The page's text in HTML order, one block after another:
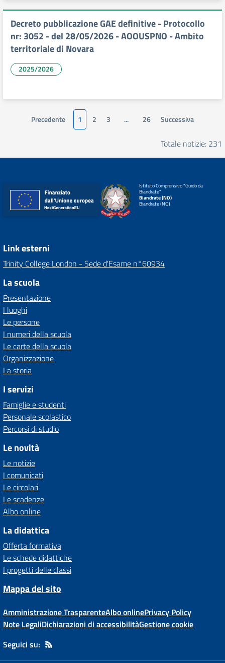
Decreto pubblicazione GAE definitive - Protocollo
nr: 3052 - del 28/05/2026 - AOOUSPNO - Ambito
territoriale di Novara
2025/2026
Precedente 1 2 3 ... 26 Successiva
Totale notizie: 231
Istituto Comprensivo "Guido da
Biandrate"
Biandrate (NO)
Biandrate (NO)
Link esterni
Trinity College London - Sede d'Esame n°60934
La scuola
Presentazione
I luoghi
Le persone
I numeri della scuola
Le carte della scuola
Organizzazione
La storia
I servizi
Famiglie e studenti
Personale scolastico
Percorsi di studio
Le novità
Le notizie
I comunicati
Le circolari
Le scadenze
Albo online
La didattica
Offerta formativa
Le schede didattiche
I progetti delle classi
Mappa del sito
Amministrazione TrasparenteAlbo onlinePrivacy Policy
Note LegaliDichiarazioni di accessibilitàGestione cookie
Seguici su: